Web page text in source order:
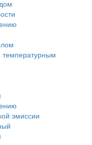
эмиссии